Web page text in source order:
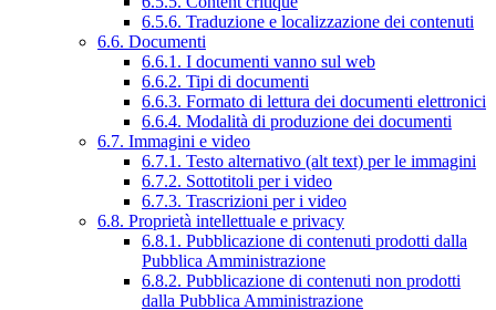
6.5.6. Traduzione e localizzazione dei contenuti
6.6. Documenti
6.6.1. I documenti vanno sul web
6.6.2. Tipi di documenti
6.6.3. Formato di lettura dei documenti elettronici
6.6.4. Modalità di produzione dei documenti
6.7. Immagini e video
6.7.1. Testo alternativo (alt text) per le immagini
6.7.2. Sottotitoli per i video
6.7.3. Trascrizioni per i video
6.8. Proprietà intellettuale e privacy
6.8.1. Pubblicazione di contenuti prodotti dalla
Pubblica Amministrazione
6.8.2. Pubblicazione di contenuti non prodotti
dalla Pubblica Amministrazione